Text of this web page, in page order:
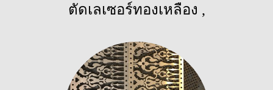
ตัดเลเซอร์ทองเหลือง ,